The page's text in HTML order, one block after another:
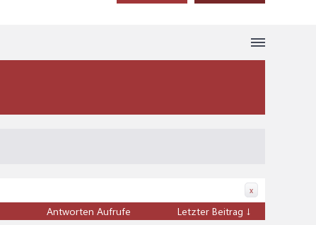
x
Antworten Aufrufe Letzter Beitrag ↓